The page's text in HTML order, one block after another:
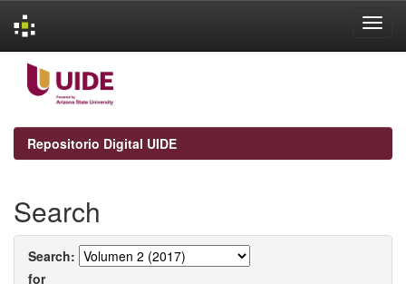
navigation
Repositorio Digital UIDE
Search
Search:
for